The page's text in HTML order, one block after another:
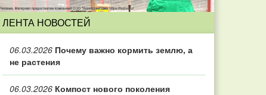
ЛЕНТА НОВОСТЕЙ
06.03.2026 Почему важно кормить землю, а
не растения
06.03.2026 Компост нового поколения